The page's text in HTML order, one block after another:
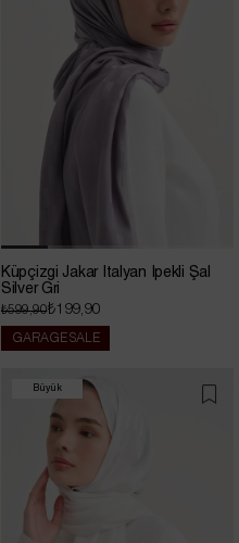
Küpçizgi Jakar İtalyan İpekli Şal
Silver Gri
₺199,90
₺599,90
GARAGE SALE
Büyük